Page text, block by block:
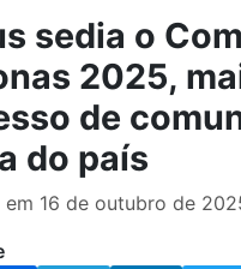
sedia o
2025,
de
do país
16 de outubro de